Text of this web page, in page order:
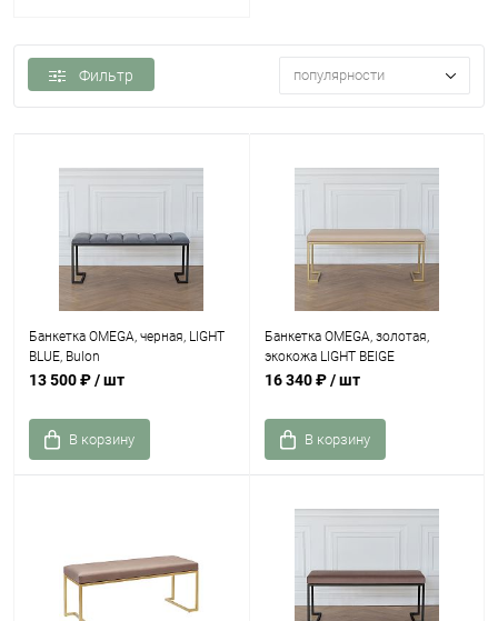
Фильтр популярности
Банкетка OMEGA, черная, LIGHT
BLUE, Bulon
13 500 ₽/ шт
В корзину
Банкетка OMEGA, золотая,
экокожа LIGHT BEIGE
16 340 ₽/ шт
В корзину